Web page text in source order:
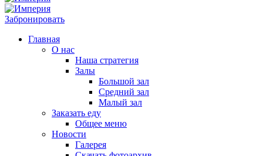
Забронировать
Главная
О нас
Наша стратегия
Залы
Большой зал
Средний зал
Малый зал
Заказать еду
Общее меню
Новости
Галерея